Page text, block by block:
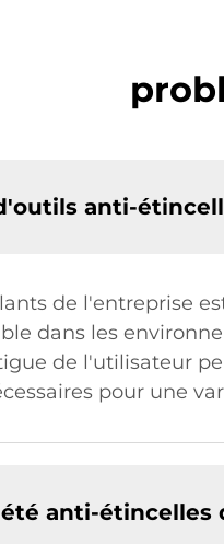
anti-
de l'entreprise
dans les
de l'utilisateur
pour une
anti-étincelles